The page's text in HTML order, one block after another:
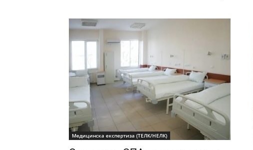
Медицинска експертиза (ТЕЛК/НЕЛК)